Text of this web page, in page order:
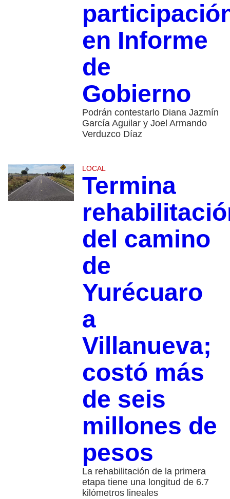
en Informe
de
Gobierno
Podrán contestarlo Diana Jazmín
García Aguilar y Joel Armando
Verduzco Díaz
LOCAL
Termina
del camino
de
Yurécuaro
a
Villanueva;
costó más
de seis
millones de
pesos
La rehabilitación de la primera
etapa tiene una longitud de 6.7
kilómetros lineales